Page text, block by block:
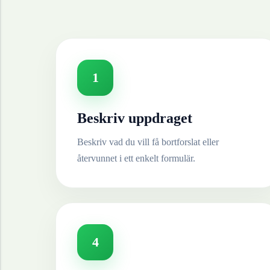
1
Beskriv uppdraget
Beskriv vad du vill få bortforslat eller
återvunnet i ett enkelt formulär.
4